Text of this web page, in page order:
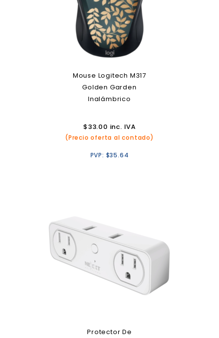
Mouse Logitech M317
Golden Garden
Inalámbrico
$33.00 inc. IVA
(Precio oferta al contado)
PVP: $35.64
Protector De